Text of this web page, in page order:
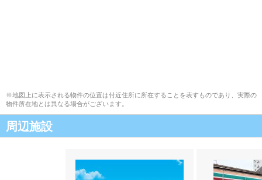
※地図上に表示される物件の位置は付近住所に所在することを表すものであり、実際の
物件所在地とは異なる場合がございます。
周辺施設